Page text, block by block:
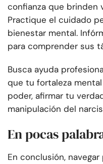
confianza que brinden
Practique el cuidado
bienestar mental.
para comprender sus
Busca ayuda
que tu fortaleza
poder, afirmar tu
manipulación del
En pocas
En conclusión,